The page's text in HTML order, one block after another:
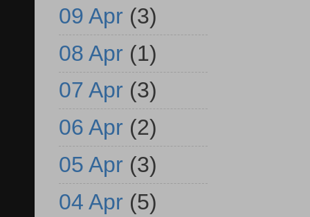
09 Apr (3)
08 Apr (1)
07 Apr (3)
06 Apr (2)
05 Apr (3)
04 Apr (5)